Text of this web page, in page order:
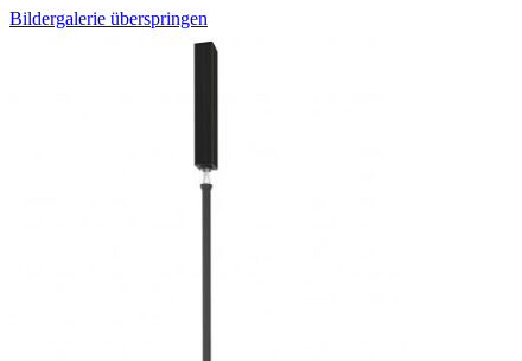
Bildergalerie überspringen